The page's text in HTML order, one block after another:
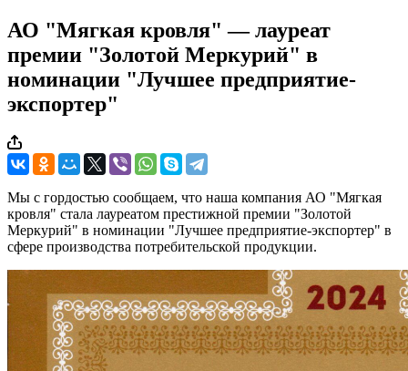
АО "Мягкая кровля" — лауреат
премии "Золотой Меркурий" в
номинации "Лучшее предприятие-
экспортер"
Мы с гордостью сообщаем, что наша компания АО "Мягкая
кровля" стала лауреатом престижной премии "Золотой
Меркурий" в номинации "Лучшее предприятие-экспортер" в
сфере производства потребительской продукции.